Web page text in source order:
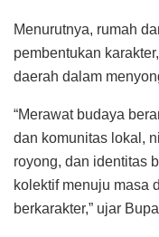
Menurutnya, rumah
pembentukan
daerah dalam
“Merawat budaya
dan komunitas lokal,
royong, dan identitas
kolektif menuju masa
berkarakter,” ujar